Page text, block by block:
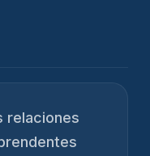
relaciones